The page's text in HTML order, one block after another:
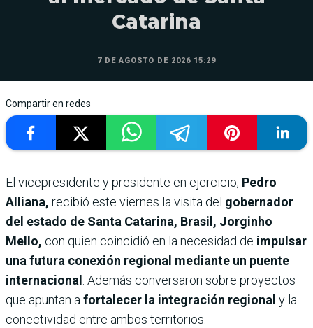
Catarina
7 DE AGOSTO DE 2026 15:29
Compartir en redes
El vicepresidente y presidente en ejercicio, Pedro
Alliana, recibió este viernes la visita del gobernador
del estado de Santa Catarina, Brasil, Jorginho
Mello, con quien coincidió en la necesidad de impulsar
una futura conexión regional mediante un puente
internacional
. Además conversaron sobre proyectos
que apuntan a fortalecer la integración regional y la
conectividad entre ambos territorios.